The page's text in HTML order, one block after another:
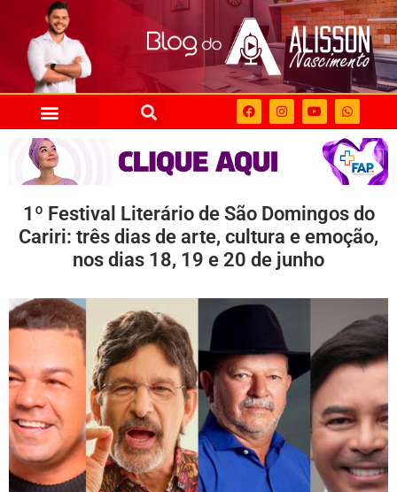
1º Festival Literário de São Domingos do
Cariri: três dias de arte, cultura e emoção,
nos dias 18, 19 e 20 de junho